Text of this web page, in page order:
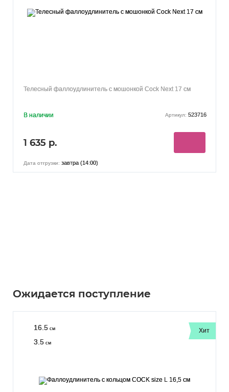
Телесный фаллоудлинитель с мошонкой Cock Next 17 см
В наличии Артикул: 523716
1 635 р.
Дата отгрузки: завтра (14:00)
Ожидается поступление
16.5 см
3.5 см
Хит